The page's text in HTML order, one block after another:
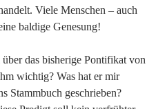
Viele Menschen – auch
baldige Genesung!
das bisherige Pontifikat von
wichtig? Was hat er mir
Stammbuch geschrieben?